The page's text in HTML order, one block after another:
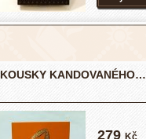
KOUSKY KANDOVANÉHO…
279 Kč